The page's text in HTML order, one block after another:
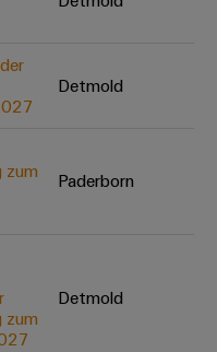
Detmold
zum
Paderborn
zum
Detmold